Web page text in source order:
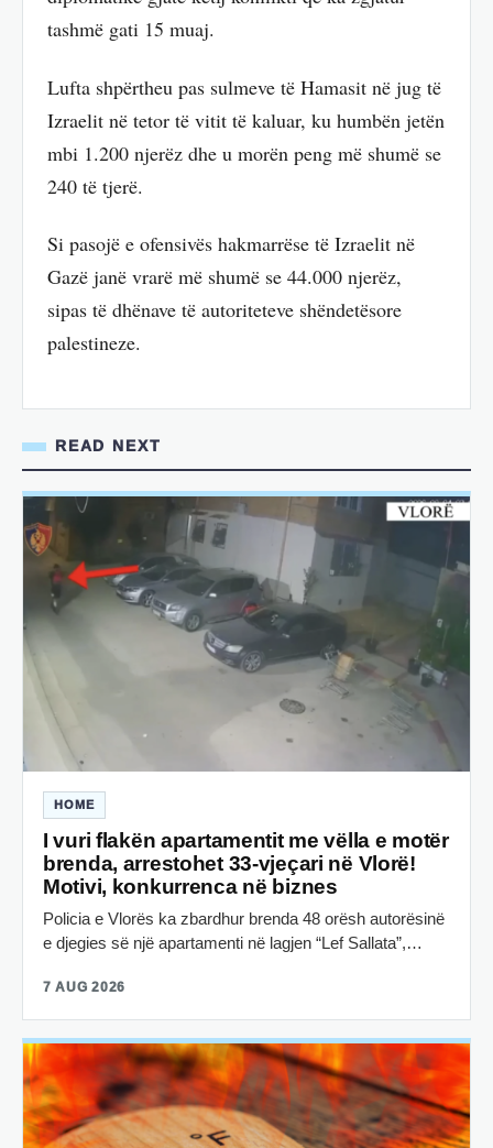
tashmë gati 15 muaj.
Lufta shpërtheu pas sulmeve të Hamasit në jug të
Izraelit në tetor të vitit të kaluar, ku humbën jetën
mbi 1.200 njerëz dhe u morën peng më shumë se
240 të tjerë.
Si pasojë e ofensivës hakmarrëse të Izraelit në
Gazë janë vrarë më shumë se 44.000 njerëz,
sipas të dhënave të autoriteteve shëndetësore
palestineze.
READ NEXT
HOME
I vuri flakën apartamentit me vëlla e motër
brenda, arrestohet 33-vjeçari në Vlorë!
Motivi, konkurrenca në biznes
Policia e Vlorës ka zbardhur brenda 48 orësh autorësinë
e djegies së një apartamenti në lagjen “Lef Sallata”,…
7 AUG 2026